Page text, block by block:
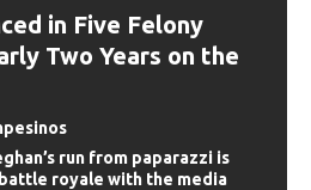
in Five Felony
Two Years on the
run from paparazzi is
royale with the media